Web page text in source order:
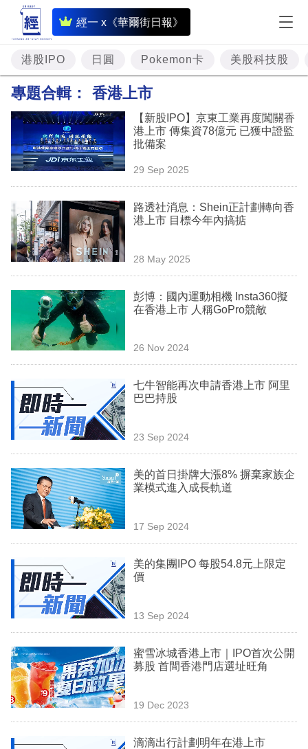
經一 x《華爾街日報》
即
時
財
經
題
投
資
樓
市
理
商
業
科
技
場
生
時
事
訂
閱
區
港股IPO 日圓 Pokemon卡 美股科技股
專題合輯： 香港上市
【新股IPO】京東工業再度闖關香
港上市 傳集資78億元 已獲中證監
批備案
29 Sep 2025
路透社消息：Shein正計劃轉向香
港上市 目標今年內搞掂
28 May 2025
彭博：國內運動相機 Insta360擬
在香港上市 人稱GoPro競敵
26 Nov 2024
七牛智能再次申請香港上市 阿里
巴巴持股
23 Sep 2024
美的首日掛牌大漲8% 摒棄家族企
業模式進入成長軌道
17 Sep 2024
美的集團IPO 每股54.8元上限定
價
13 Sep 2024
蜜雪冰城香港上市｜IPO首次公開
募股 首間香港門店選址旺角
19 Dec 2023
滴滴出行計劃明年在港上市